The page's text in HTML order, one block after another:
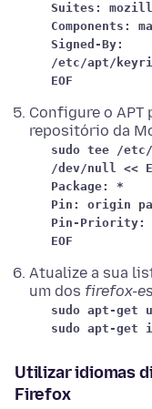
Suites:
Components:
Signed-By:
/etc/apt/
EOF
Configure o
repositório da
sudo tee /
/dev/null <<
Package: *
Pin: origin
Pin-Priority:
EOF
Atualize a sua
um dos firefox-
sudo apt-get
sudo apt-
Utilizar idiomas
Firefox